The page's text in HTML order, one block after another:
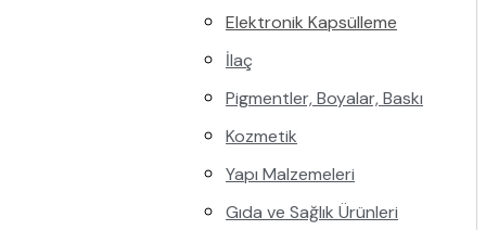
Elektronik Kapsülleme
İlaç
Pigmentler, Boyalar, Baskı
Kozmetik
Yapı Malzemeleri
Gıda ve Sağlık Ürünleri